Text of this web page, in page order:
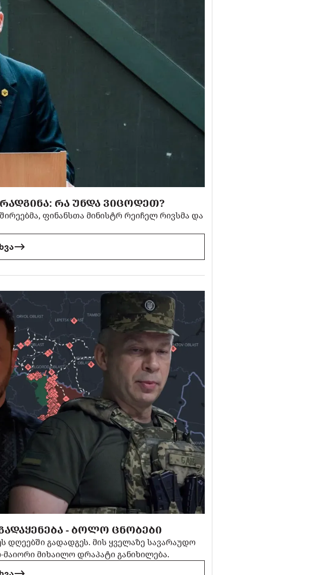
ᲠᲐ ᲣᲜᲓᲐ ᲕᲘᲪᲝᲓᲔᲗ?
ფინანსთა მინისტრ რეიჩელ რივსმა და
- ᲑᲝᲚᲝ ᲪᲜᲝᲑᲔᲑᲘ
დღეებში გადადგეს. მის ყველაზე სავარაუდო
მიხაილო დრაპატი განიხილება.